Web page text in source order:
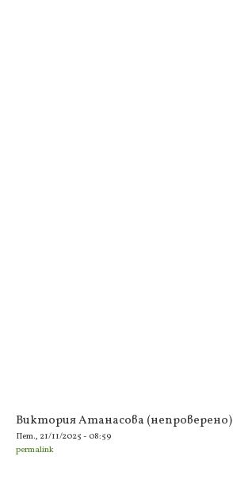
Виктория Атанасова (непроверено)
Пет., 21/11/2025 - 08:59
permalink